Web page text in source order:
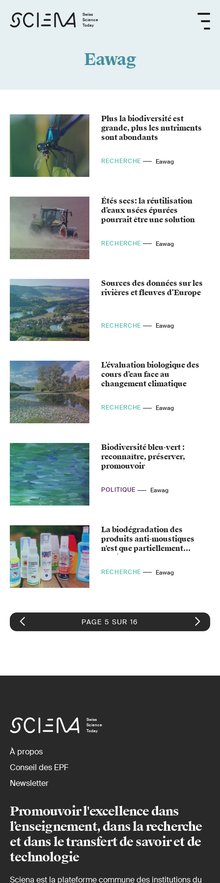
Swiss
Science
Today
Eawag
Plus la biodiversité est
grande, plus les nutriments
sont abondants
RECHERCHE Eawag
Étés secs: la réutilisation
d’eaux usées épurées
pourrait être une solution
RECHERCHE Eawag
Sources des données sur les
rivières et fleuves d’Europe
RECHERCHE Eawag
L’évaluation biologique des
cours d’eau face au
changement climatique
RECHERCHE Eawag
Biodiversité bleu-vert :
reconnaître, préserver,
promouvoir
POLITIQUE Eawag
La biodégradation des
produits anti-moustiques
n'est que partiellement
RECHERCHE Eawag
PAGE 5 SUR 16
Swiss
Science
Today
À propos
Conseil des EPF
Newsletter
Promouvoir l'excellence dans
l’enseignement, dans la recherche
et dans le transfert de savoir et de
technologie
Sciena est la plateforme commune des institutions du